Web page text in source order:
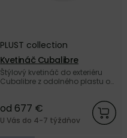
PLUST collection
Kvetináč Cubalibre
Štýlový kvetináč do exteriéru
Cubalibre z odolného plastu od
od 677 €
U Vás do 4-7 týždňov